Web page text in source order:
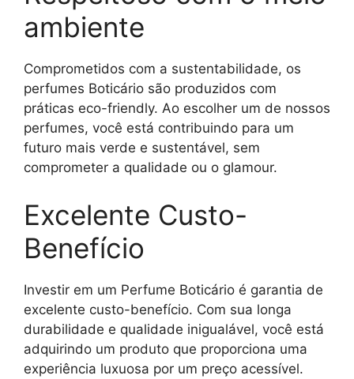
ambiente
Comprometidos com a sustentabilidade, os
perfumes Boticário são produzidos com
práticas eco-friendly. Ao escolher um de nossos
perfumes, você está contribuindo para um
futuro mais verde e sustentável, sem
comprometer a qualidade ou o glamour.
Excelente Custo-
Benefício
Investir em um Perfume Boticário é garantia de
excelente custo-benefício. Com sua longa
durabilidade e qualidade inigualável, você está
adquirindo um produto que proporciona uma
experiência luxuosa por um preço acessível.